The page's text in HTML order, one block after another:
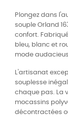
Plongez dans
souple Orland
confort.
bleu, blanc et
mode
L'artisanat
souplesse
chaque pas. La
mocassins
décontractées